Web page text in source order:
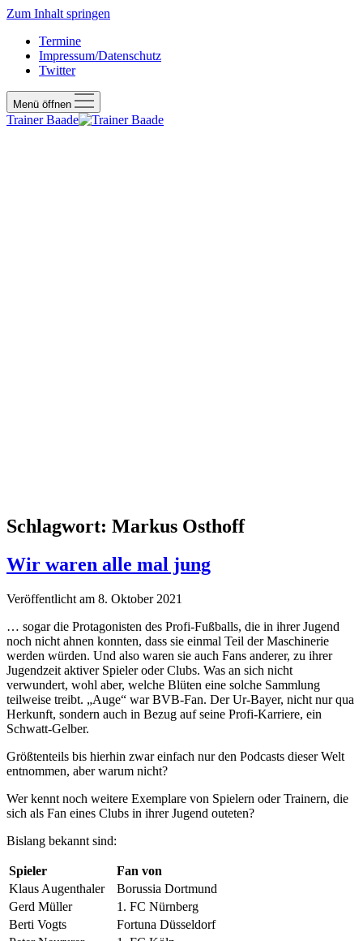
Zum Inhalt springen
Termine
Impressum/Datenschutz
Twitter
Menü öffnen
Trainer Baade
Schlagwort: Markus Osthoff
Wir waren alle mal jung
Veröffentlicht am 8. Oktober 2021
… sogar die Protagonisten des Profi-Fußballs, die in ihrer Jugend
noch nicht ahnen konnten, dass sie einmal Teil der Maschinerie
werden würden. Und also waren sie auch Fans anderer, zu ihrer
Jugendzeit aktiver Spieler oder Clubs. Was an sich nicht
verwundert, wohl aber, welche Blüten eine solche Sammlung
teilweise treibt. „Auge“ war BVB-Fan. Der Ur-Bayer, nicht nur qua
Herkunft, sondern auch in Bezug auf seine Profi-Karriere, ein
Schwatt-Gelber.
Größtenteils bis hierhin zwar einfach nur den Podcasts dieser Welt
entnommen, aber warum nicht?
Wer kennt noch weitere Exemplare von Spielern oder Trainern, die
sich als Fan eines Clubs in ihrer Jugend outeten?
Bislang bekannt sind:
Spieler
Fan von
Klaus Augenthaler
Borussia Dortmund
Gerd Müller
1. FC Nürnberg
Berti Vogts
Fortuna Düsseldorf